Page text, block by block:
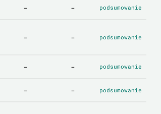
- - podsumowanie
- - podsumowanie
- - podsumowanie
- - podsumowanie